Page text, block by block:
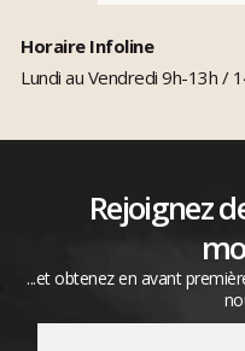
Horaire Infoline
Lundi au Vendredi 9h-13h /
Rejoignez
...et obtenez en avant